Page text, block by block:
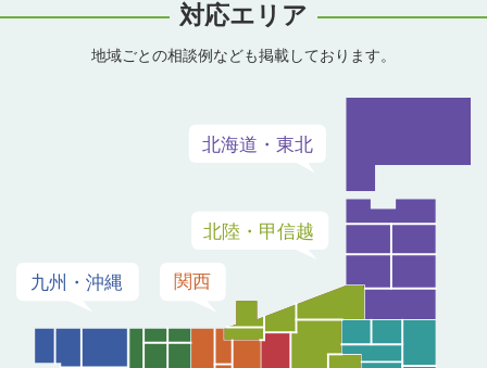
対応エリア
地域ごとの相談例なども掲載しております。